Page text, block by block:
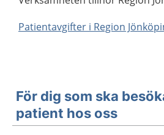
Patientavgifter i Region
För dig som ska
patient hos oss